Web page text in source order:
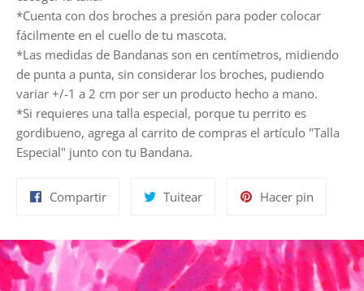
*Cuenta con dos broches a presión para poder colocar
fácilmente en el cuello de tu mascota.
*Las medidas de Bandanas son en centímetros, midiendo
de punta a punta, sin considerar los broches, pudiendo
variar +/-1 a 2 cm por ser un producto hecho a mano.
*Si requieres una talla especial, porque tu perrito es
gordibueno, agrega al carrito de compras el artículo "Talla
Especial" junto con tu Bandana.
CompartirCompartir TuitearTuitear
Hacer pin